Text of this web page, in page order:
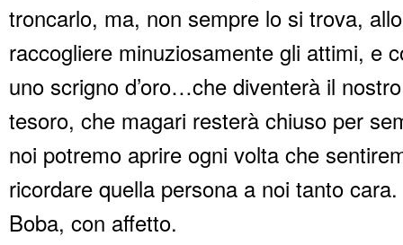
troncarlo, ma, non sempre lo si trova,
raccogliere minuziosamente gli attimi, e
uno scrigno d’oro…che diventerà il
tesoro, che magari resterà chiuso per
noi potremo aprire ogni volta che
ricordare quella persona a noi tanto
Boba, con affetto.